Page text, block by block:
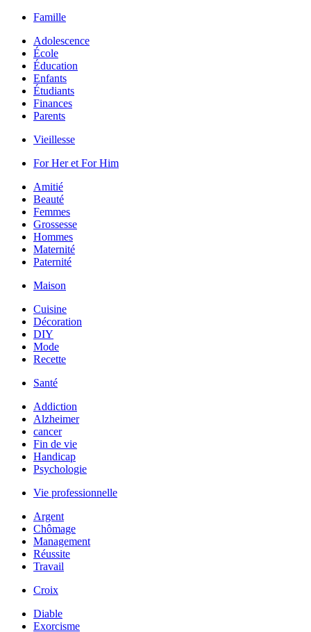
Famille
Adolescence
École
Éducation
Enfants
Étudiants
Finances
Parents
Vieillesse
For Her et For Him
Amitié
Beauté
Femmes
Grossesse
Hommes
Maternité
Paternité
Maison
Cuisine
Décoration
DIY
Mode
Recette
Santé
Addiction
Alzheimer
cancer
Fin de vie
Handicap
Psychologie
Vie professionnelle
Argent
Chômage
Management
Réussite
Travail
Croix
Diable
Exorcisme